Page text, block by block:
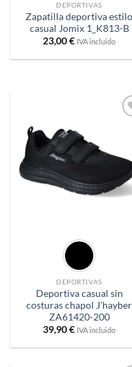
DEPORTIVAS
Zapatilla deportiva estilo
casual Jomix 1_K813-B
23,00€ IVA incluido
DEPORTIVAS
Deportiva casual sin
costuras chapol J’hayber
ZA61420-200
39,90€ IVA incluido